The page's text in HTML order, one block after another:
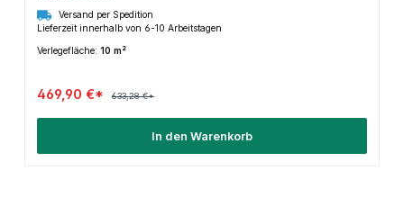
Versand per Spedition
Lieferzeit innerhalb von 6-10 Arbeitstagen
Verlegefläche: 10 m²
469,90 €* 633,28 €*
In den Warenkorb